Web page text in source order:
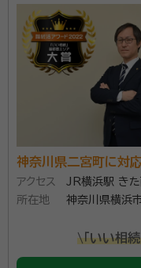
神奈川県二宮町に対
アクセス
JR横浜駅 き
所在地
神奈川県横浜
\「いい相